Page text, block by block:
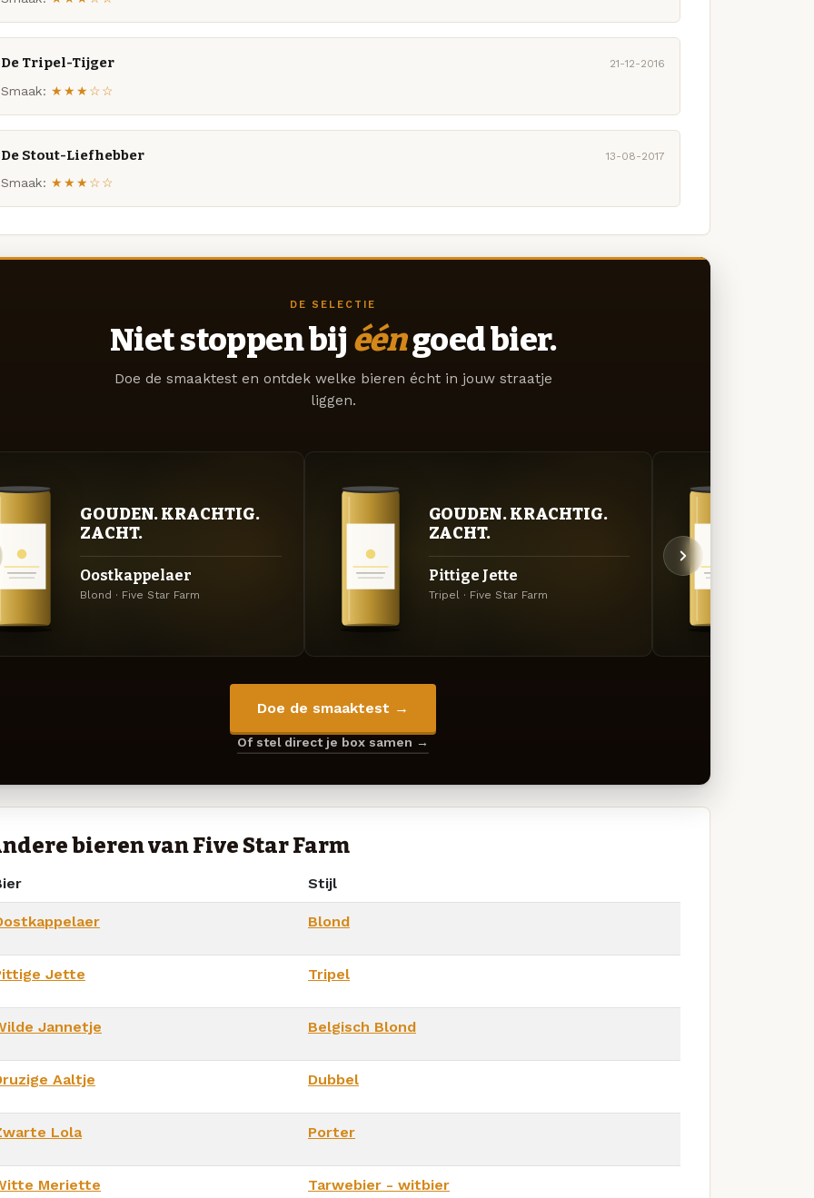
De Tripel-Tijger 21-12-2016
Smaak: ★★★☆☆
De Stout-Liefhebber 13-08-2017
Smaak: ★★★☆☆
DE SELECTIE
Niet stoppen bij ééngoed bier.
Doe de smaaktest en ontdek welke bieren écht in jouw straatje
liggen.
GOUDEN. KRACHTIG.
ZACHT.
Oostkappelaer
Blond · Five Star Farm
GOUDEN. KRACHTIG.
ZACHT.
Pittige Jette
Tripel · Five Star Farm
Doe de smaaktest →
Of stel direct je box samen →
bieren van Five Star Farm
Stijl
Blond
Jette Tripel
Jannetje Belgisch Blond
Aaltje Dubbel
Lola Porter
Meriette Tarwebier - witbier